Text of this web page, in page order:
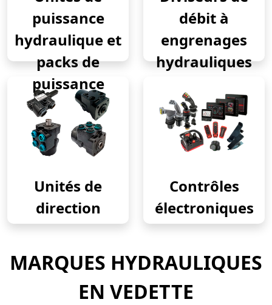
puissance
hydraulique et
packs de
puissance
débit à
engrenages
hydrauliques
Unités de
direction
Contrôles
électroniques
MARQUES HYDRAULIQUES
EN VEDETTE